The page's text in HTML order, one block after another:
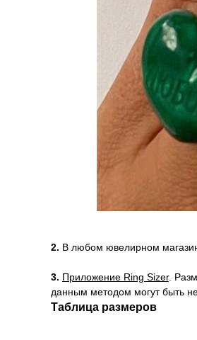
2. В любом ювелирном
3. Приложение Ring Sizer.
данным методом могут быть
Таблица размеров